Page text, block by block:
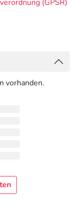
(GPSR)
vorhanden.